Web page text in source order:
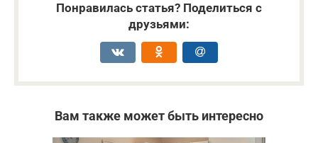
Понравилась статья? Поделиться с
друзьями:
Вам также может быть интересно